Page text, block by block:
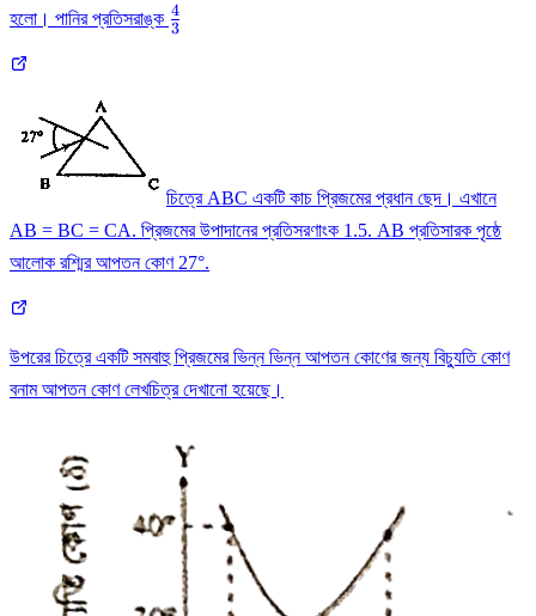
হলো। পানির প্রতিসরাঙ্ক \frac{4}
{3}
3
4
চিত্রে ABC একটি কাচ প্রিজমের প্রধান ছেদ। এখানে
AB = BC = CA. প্রিজমের উপাদানের প্রতিসরণাংক 1.5. AB প্রতিসারক পৃষ্ঠে
আলোক রশ্মির আপতন কোণ 27°.
উপরের চিত্রে একটি সমবাহু প্রিজমের ভিন্ন ভিন্ন আপতন কোণের জন্য বিচ্যুতি কোণ
বনাম আপতন কোণ লেখচিত্র দেখানো হয়েছে।